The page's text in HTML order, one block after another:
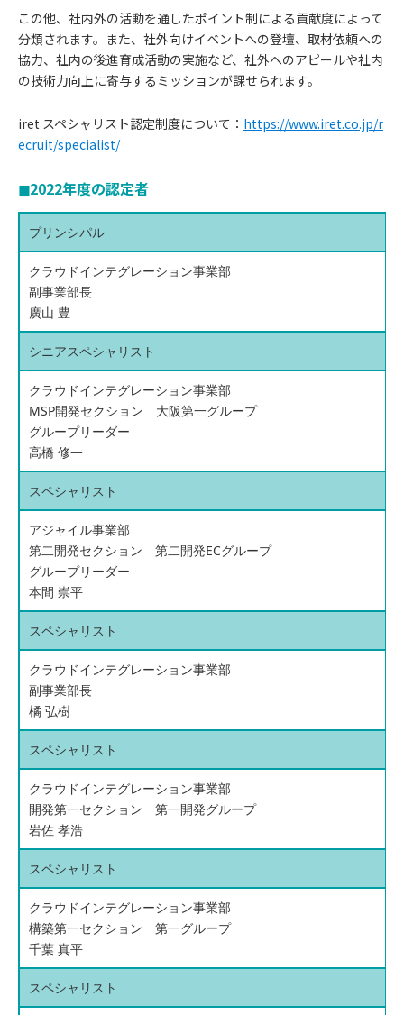
この他、社内外の活動を通したポイント制による貢献度によって
分類されます。また、社外向けイベントへの登壇、取材依頼への
協力、社内の後進育成活動の実施など、社外へのアピールや社内
の技術力向上に寄与するミッションが課せられます。
iret スペシャリスト認定制度について： https://www.iret.co.jp/r
ecruit/specialist/
◼2022年度の認定者
プリンシパル
クラウドインテグレーション事業部
副事業部長
廣山 豊
シニアスペシャリスト
クラウドインテグレーション事業部
MSP開発セクション 大阪第一グループ
グループリーダー
高橋 修一
スペシャリスト
アジャイル事業部
第二開発セクション 第二開発ECグループ
グループリーダー
本間 崇平
スペシャリスト
クラウドインテグレーション事業部
副事業部長
橘 弘樹
スペシャリスト
クラウドインテグレーション事業部
開発第一セクション 第一開発グループ
岩佐 孝浩
スペシャリスト
クラウドインテグレーション事業部
構築第一セクション 第一グループ
千葉 真平
スペシャリスト